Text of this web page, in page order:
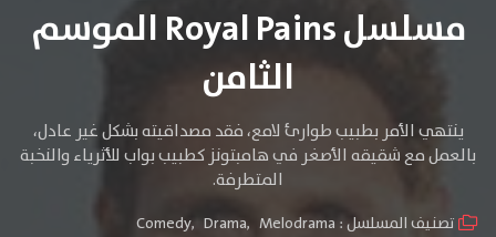
مسلسل Royal Pains الموسم
الثامن
ينتهي الأمر بطبيب طوارئ لامع، فقد مصداقيته بشكل غير عادل،
بالعمل مع شقيقه الأصغر في هامبتونز كطبيب بواب للأثرياء والنخبة
المتطرفة.
تصنيف المسلسل : Comedy, Drama, Melodrama